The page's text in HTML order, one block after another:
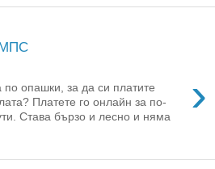
МПС
›
по опашки, за да си платите
Платете го онлайн за по-
Става бързо и лесно и няма